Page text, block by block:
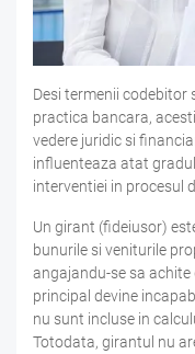
Desi termenii
practica bancara,
vedere juridic si
influenteaza atat
interventiei in procesul
Un girant (fideiusor)
bunurile si veniturile
angajandu-se sa
principal devine
nu sunt incluse in
Totodata, girantul nu